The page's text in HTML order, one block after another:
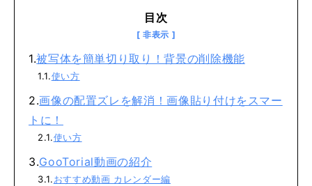
目次
被写体を簡単切り取り！背景の削除機能
使い方
画像の配置ズレを解消！画像貼り付けをスマー
トに！
使い方
GooTorial動画の紹介
おすすめ動画 カレンダー編